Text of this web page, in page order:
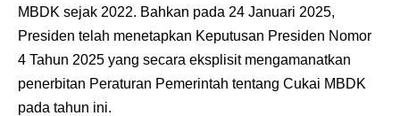
MBDK sejak 2022. Bahkan pada 24 Januari 2025,
Presiden telah menetapkan Keputusan Presiden Nomor
4 Tahun 2025 yang secara eksplisit mengamanatkan
penerbitan Peraturan Pemerintah tentang Cukai MBDK
pada tahun ini.